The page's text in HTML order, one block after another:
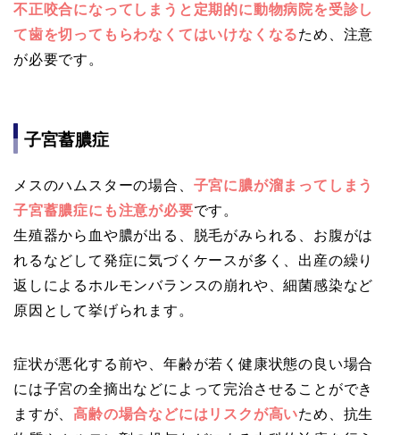
不正咬合になってしまうと定期的に動物病院を受診し
て歯を切ってもらわなくてはいけなくなるため、注意
が必要です。
子宮蓄膿症
メスのハムスターの場合、 子宮に膿が溜まってしまう
子宮蓄膿症にも注意が必要です。
生殖器から血や膿が出る、脱毛がみられる、お腹がは
れるなどして発症に気づくケースが多く、出産の繰り
返しによるホルモンバランスの崩れや、細菌感染など
原因として挙げられます。
症状が悪化する前や、年齢が若く健康状態の良い場合
には子宮の全摘出などによって完治させることができ
ますが、高齢の場合などにはリスクが高いため、抗生